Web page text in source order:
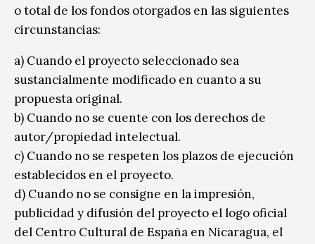
o total de los fondos otorgados en las siguientes
circunstancias:
a) Cuando el proyecto seleccionado sea
sustancialmente modificado en cuanto a su
propuesta original.
b) Cuando no se cuente con los derechos de
autor/propiedad intelectual.
c) Cuando no se respeten los plazos de ejecución
establecidos en el proyecto.
d) Cuando no se consigne en la impresión,
publicidad y difusión del proyecto el logo oficial
del Centro Cultural de España en Nicaragua, el